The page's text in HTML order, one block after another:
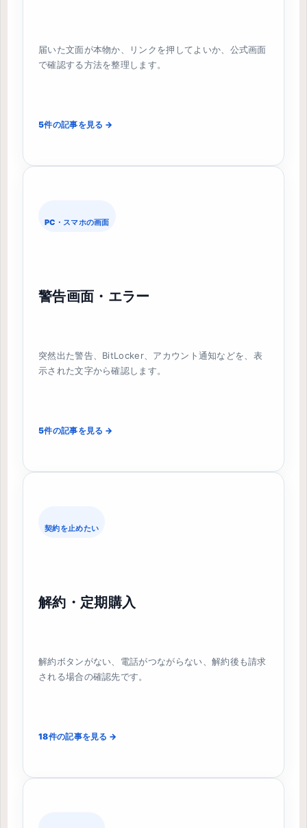
届いた文面が本物か、リンクを押してよいか、公式画面
で確認する方法を整理します。
5件の記事を見る →
PC・スマホの画面
警告画面・エラー
突然出た警告、BitLocker、アカウント通知などを、表
示された文字から確認します。
5件の記事を見る →
契約を止めたい
解約・定期購入
解約ボタンがない、電話がつながらない、解約後も請求
される場合の確認先です。
18件の記事を見る →